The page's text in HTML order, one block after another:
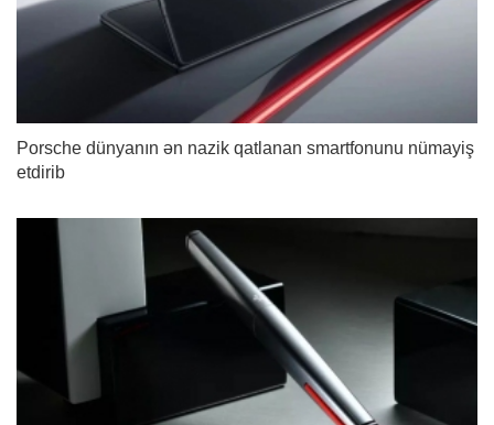
Porsche dünyanın ən nazik qatlanan smartfonunu nümayiş
etdirib